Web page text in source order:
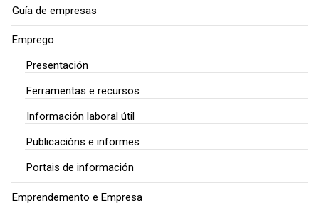
Guía de empresas
Emprego
Presentación
Ferramentas e recursos
Información laboral útil
Publicacións e informes
Portais de información
Emprendemento e Empresa